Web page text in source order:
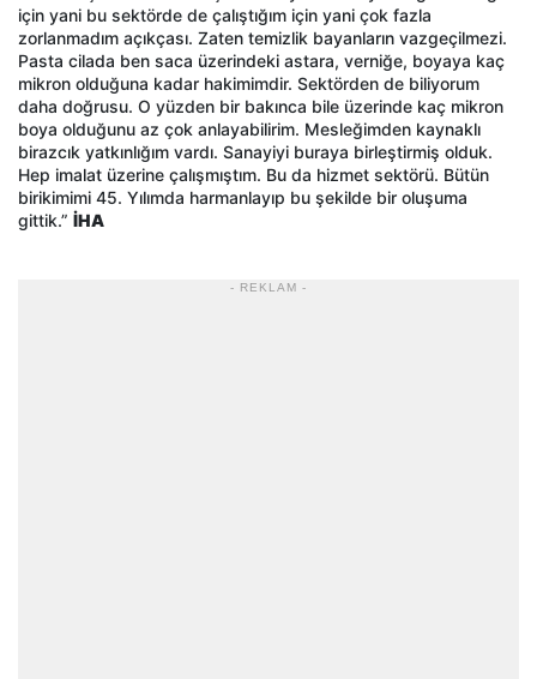
için yani bu sektörde de çalıştığım için yani çok fazla
zorlanmadım açıkçası. Zaten temizlik bayanların vazgeçilmezi.
Pasta cilada ben saca üzerindeki astara, verniğe, boyaya kaç
mikron olduğuna kadar hakimimdir. Sektörden de biliyorum
daha doğrusu. O yüzden bir bakınca bile üzerinde kaç mikron
boya olduğunu az çok anlayabilirim. Mesleğimden kaynaklı
birazcık yatkınlığım vardı. Sanayiyi buraya birleştirmiş olduk.
Hep imalat üzerine çalışmıştım. Bu da hizmet sektörü. Bütün
birikimimi 45. Yılımda harmanlayıp bu şekilde bir oluşuma
gittik.” İHA
- REKLAM -